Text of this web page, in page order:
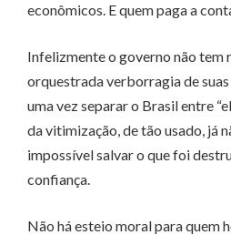
econômicos. E quem paga a
Infelizmente o governo não tem
orquestrada verborragia de
uma vez separar o Brasil entre
da vitimização, de tão usado, já
impossível salvar o que foi
confiança.
Não há esteio moral para quem